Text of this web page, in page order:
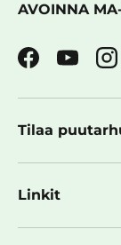
AVOINNA
Facebook
YouTube
Tilaa
Linkit